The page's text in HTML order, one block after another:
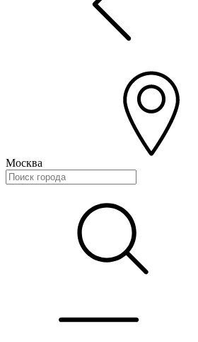
Москва